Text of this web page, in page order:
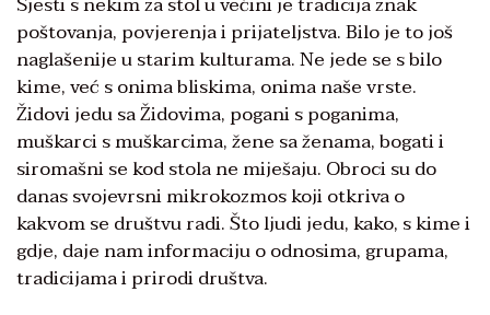
poštovanja, povjerenja i prijateljstva. Bilo je to još
naglašenije u starim kulturama. Ne jede se s bilo
kime, već s onima bliskima, onima naše vrste.
Židovi jedu sa Židovima, pogani s poganima,
muškarci s muškarcima, žene sa ženama, bogati i
siromašni se kod stola ne miješaju. Obroci su do
danas svojevrsni mikrokozmos koji otkriva o
kakvom se društvu radi. Što ljudi jedu, kako, s kime i
gdje, daje nam informaciju o odnosima, grupama,
tradicijama i prirodi društva.